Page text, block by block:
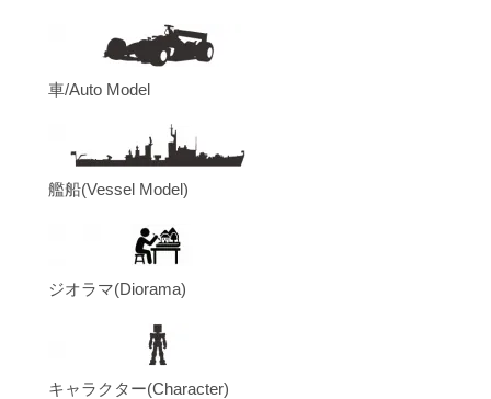
車/Auto Model
艦船(Vessel Model)
ジオラマ(Diorama)
キャラクター(Character)